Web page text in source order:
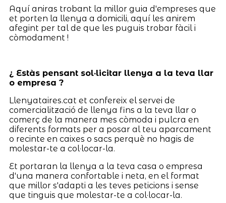
Aquí aniras trobant la millor guia d'empreses que
et porten la llenya a domicili, aquí les anirem
afegint per tal de que les puguis trobar fàcil i
còmodament !
¿ Estàs pensant sol·licitar llenya a la teva llar
o empresa ?
Llenyataires.cat et confereix el servei de
comercialització de llenya fins a la teva llar o
comerç de la manera mes còmoda i pulcra en
diferents formats per a posar al teu aparcament
o recinte en caixes o sacs perquè no hagis de
molestar-te a col·locar-la.
Et portaran la llenya a la teva casa o empresa
d'una manera confortable i neta, en el format
que millor s'adapti a les teves peticions i sense
que tinguis que molestar-te a col·locar-la.